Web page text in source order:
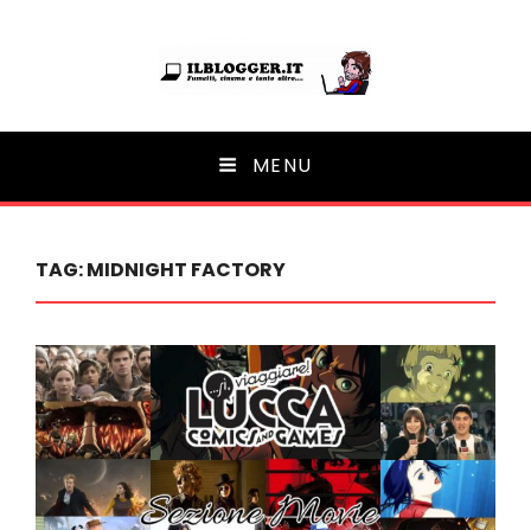
Ilblogger.it
Il portalino di blog | MENU
TAG:MIDNIGHT FACTORY